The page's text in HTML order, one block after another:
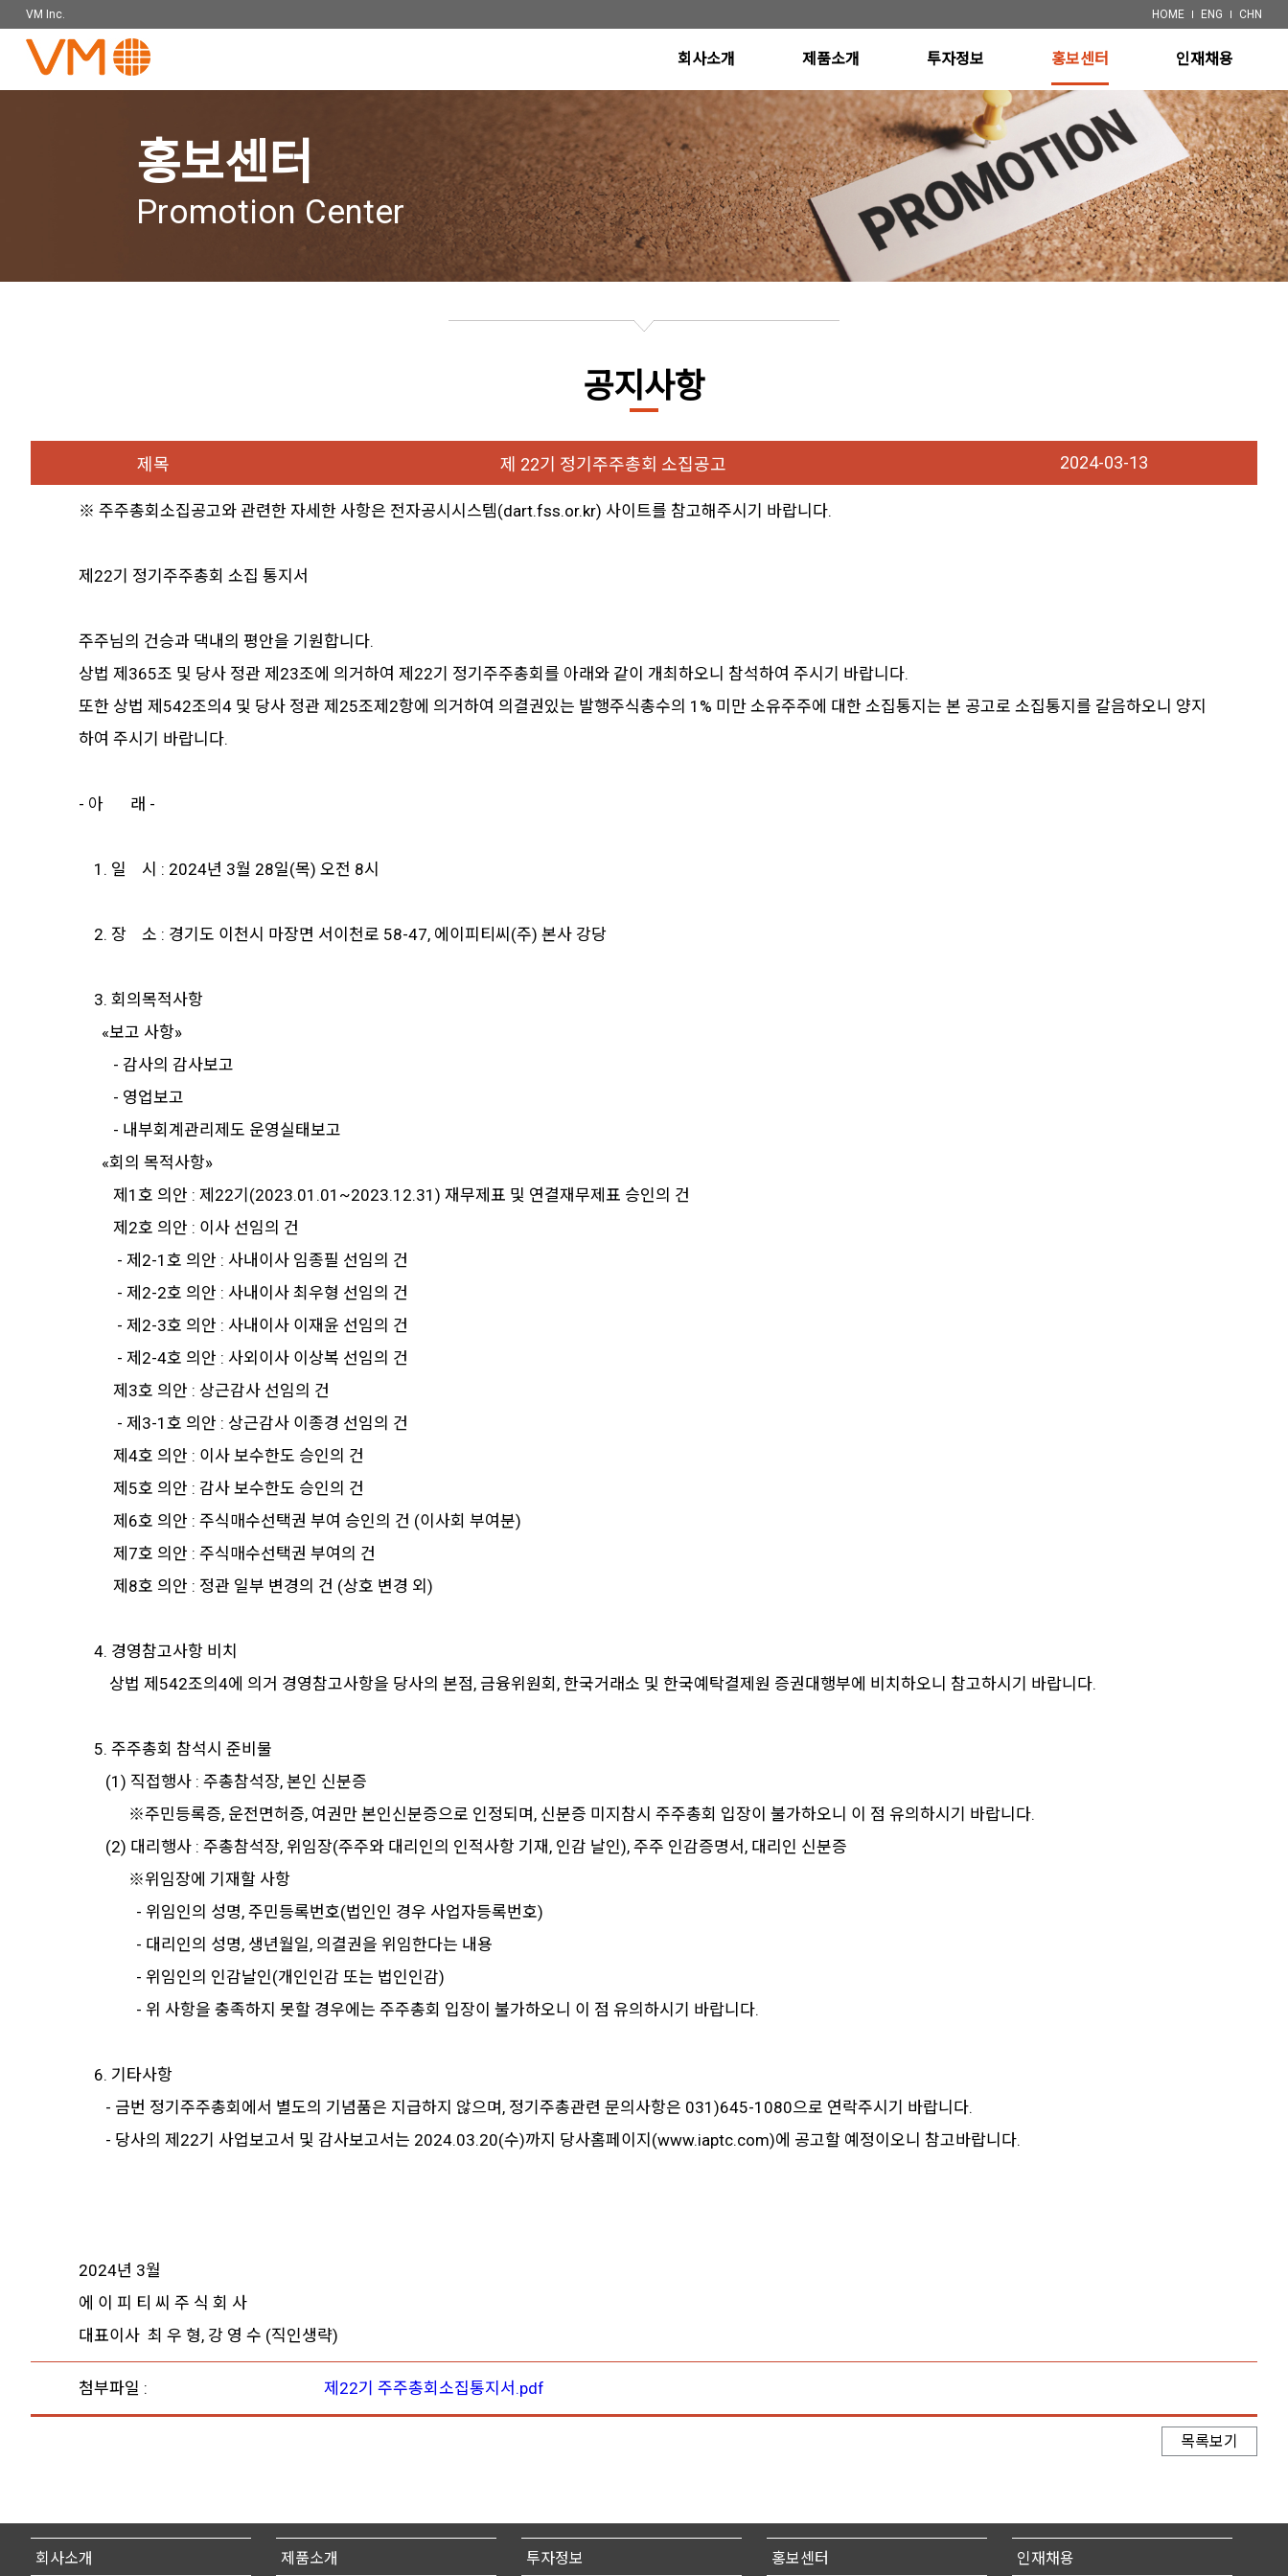
VM Inc. HOME ENG CHN
회사소개 제품소개 투자정보 홍보센터 인재채용
CEO인사말
연혁
비전
오시는길
Poly Etcher System
(Conductor Etcher System)
Metal Etcher System
Oxide Etcher System
(Dielectric Etcher System)
개발 계획 장비
재무정보
공시정보
공지사항
특허
채용정보
홍보센터
Promotion Center
공지사항
제목 제 22기 정기주주총회 소집공고 2024-03-13
※︎ 주주총회소집공고와 관련한 자세한 사항은 전자공시시스템(dart.fss.or.kr) 사이트를 참고해주시기 바랍니다.
제22기 정기주주총회 소집 통지서
주주님의 건승과 댁내의 평안을 기원합니다.
상법 제365조 및 당사 정관 제23조에 의거하여 제22기 정기주주총회를 아래와 같이 개최하오니 참석하여 주시기 바랍니다.
또한 상법 제542조의4 및 당사 정관 제25조제2항에 의거하여 의결권있는 발행주식총수의 1% 미만 소유주주에 대한 소집통지는 본 공고로 소집통지를 갈음하오니 양지
하여 주시기 바랍니다.
- 아 래 -
1. 일 시 : 2024년 3월 28일(목) 오전 8시
2. 장 소 : 경기도 이천시 마장면 서이천로 58-47, 에이피티씨(주) 본사 강당
3. 회의목적사항
«보고 사항»
- 감사의 감사보고
- 영업보고
- 내부회계관리제도 운영실태보고
«회의 목적사항»
제1호 의안 : 제22기(2023.01.01~2023.12.31) 재무제표 및 연결재무제표 승인의 건
제2호 의안 : 이사 선임의 건
- 제2-1호 의안 : 사내이사 임종필 선임의 건
- 제2-2호 의안 : 사내이사 최우형 선임의 건
- 제2-3호 의안 : 사내이사 이재윤 선임의 건
- 제2-4호 의안 : 사외이사 이상복 선임의 건
제3호 의안 : 상근감사 선임의 건
- 제3-1호 의안 : 상근감사 이종경 선임의 건
제4호 의안 : 이사 보수한도 승인의 건
제5호 의안 : 감사 보수한도 승인의 건
제6호 의안 : 주식매수선택권 부여 승인의 건 (이사회 부여분)
제7호 의안 : 주식매수선택권 부여의 건
제8호 의안 : 정관 일부 변경의 건 (상호 변경 외)
4. 경영참고사항 비치
상법 제542조의4에 의거 경영참고사항을 당사의 본점, 금융위원회, 한국거래소 및 한국예탁결제원 증권대행부에 비치하오니 참고하시기 바랍니다.
5. 주주총회 참석시 준비물
(1) 직접행사 : 주총참석장, 본인 신분증
※주민등록증, 운전면허증, 여권만 본인신분증으로 인정되며, 신분증 미지참시 주주총회 입장이 불가하오니 이 점 유의하시기 바랍니다.
(2) 대리행사 : 주총참석장, 위임장(주주와 대리인의 인적사항 기재, 인감 날인), 주주 인감증명서, 대리인 신분증
※위임장에 기재할 사항
- 위임인의 성명, 주민등록번호(법인인 경우 사업자등록번호)
- 대리인의 성명, 생년월일, 의결권을 위임한다는 내용
- 위임인의 인감날인(개인인감 또는 법인인감)
- 위 사항을 충족하지 못할 경우에는 주주총회 입장이 불가하오니 이 점 유의하시기 바랍니다.
6. 기타사항
- 금번 정기주주총회에서 별도의 기념품은 지급하지 않으며, 정기주총관련 문의사항은 031)645-1080으로 연락주시기 바랍니다.
- 당사의 제22기 사업보고서 및 감사보고서는 2024.03.20(수)까지 당사홈페이지(www.iaptc.com)에 공고할 예정이오니 참고바랍니다.
2024년 3월
에 이 피 티 씨 주 식 회 사
대표이사 최 우 형, 강 영 수 (직인생략)
첨부파일 : 제22기 주주총회소집통지서.pdf
목록보기
회사소개 제품소개 투자정보 홍보센터 인재채용